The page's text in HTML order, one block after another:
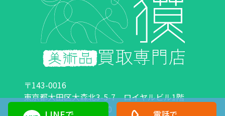
〒143-0016
東京都大田区大森北3-5-7 ロイヤルビル1階
営業時間：10:00～18:00 定休日：日曜日・祝日